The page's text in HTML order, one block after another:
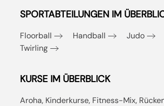
SPORTABTEILUNGEN IM
Floorball Handball Judo
Twirling
KURSE IM ÜBERBLICK
Aroha, Kinderkurse, Fitness-Mix,